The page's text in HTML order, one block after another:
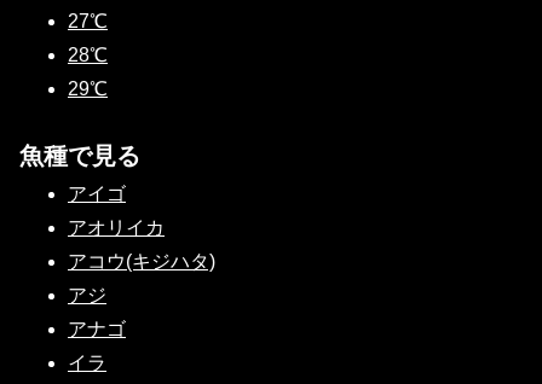
27℃
28℃
29℃
魚種で見る
アイゴ
アオリイカ
アコウ(キジハタ)
アジ
アナゴ
イラ